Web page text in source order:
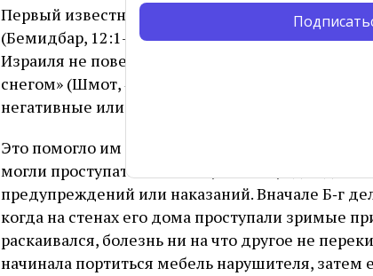
Первый известный случай — когда Мирьям
(Бемидбар, 12:1–15). Другой — когда у горящего
Израиля не поверят ему, Моше. Рука Моше
снегом» (Шмот, 4:7). Мудрецы считали цараат
негативные или клеветнические высказывания
Это помогло им объяснить, почему симптомы
могли проступать на стенах, мебели, одежде и
предупреждений или наказаний. Вначале Б‑г
когда на стенах его дома проступали зримые
раскаивался, болезнь ни на что другое не
начинала портиться мебель нарушителя, затем